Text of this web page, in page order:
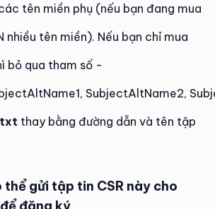
tên miền phụ (nếu bạn đang mua
nhiều tên miền). Nếu bạn chỉ mua
bỏ qua tham số -
SubjectAltName2,
thay bằng đường dẫn và tên tập
thể gửi tập tin CSR này cho